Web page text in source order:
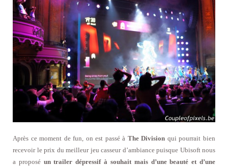
Après ce moment de fun, on est passé à The Division qui pourrait bien
recevoir le prix du meilleur jeu casseur d’ambiance puisque Ubisoft nous
a proposé un trailer dépressif à souhait mais d’une beauté et d’une